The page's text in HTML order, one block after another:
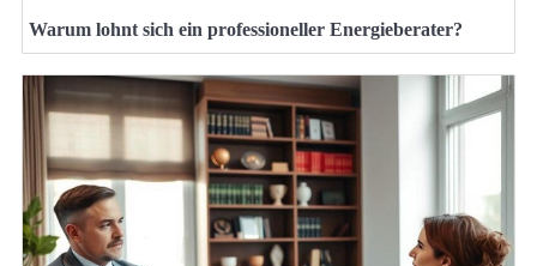
Warum lohnt sich ein professioneller Energieberater?